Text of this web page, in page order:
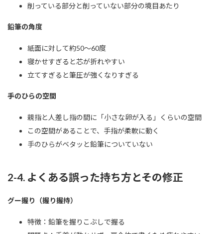
削っている部分と削っていない部分の境目あたり
鉛筆の角度
紙面に対して約50〜60度
寝かせすぎると芯が折れやすい
立てすぎると筆圧が強くなりすぎる
手のひらの空間
親指と人差し指の間に「小さな卵が入る」くらいの空間
この空間があることで、手指が柔軟に動く
手のひらがベタッと鉛筆についていない
2-4. よくある誤った持ち方とその修正
グー握り（握り握持）
特徴：鉛筆を握りこぶしで握る